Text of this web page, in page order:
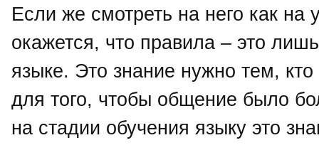
Если же смотреть на него как на
окажется, что правила – это
языке. Это знание нужно тем, кто
для того, чтобы общение было
на стадии обучения языку это